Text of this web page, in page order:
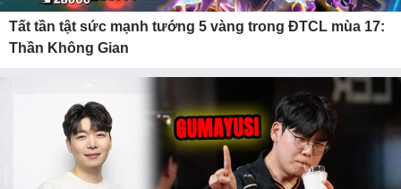
Tất tần tật sức mạnh tướng 5 vàng trong ĐTCL mùa 17:
Thần Không Gian